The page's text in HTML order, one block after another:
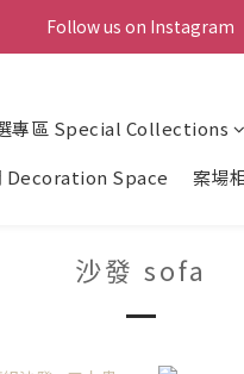
Follow us on Instagram
專區 Special Collections
Decoration Space 案場
沙發 sofa